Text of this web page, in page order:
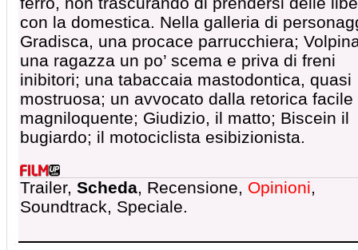
con la domestica. Nella galleria di
Gradisca, una procace parrucchiera;
una ragazza un po’ scema e priva di freni
inibitori; una tabaccaia mastodontica, quasi
mostruosa; un avvocato dalla retorica facile
magniloquente; Giudizio, il matto; Biscein il
bugiardo; il motociclista esibizionista.
Trailer, Scheda, Recensione, Opinioni,
Soundtrack, Speciale.